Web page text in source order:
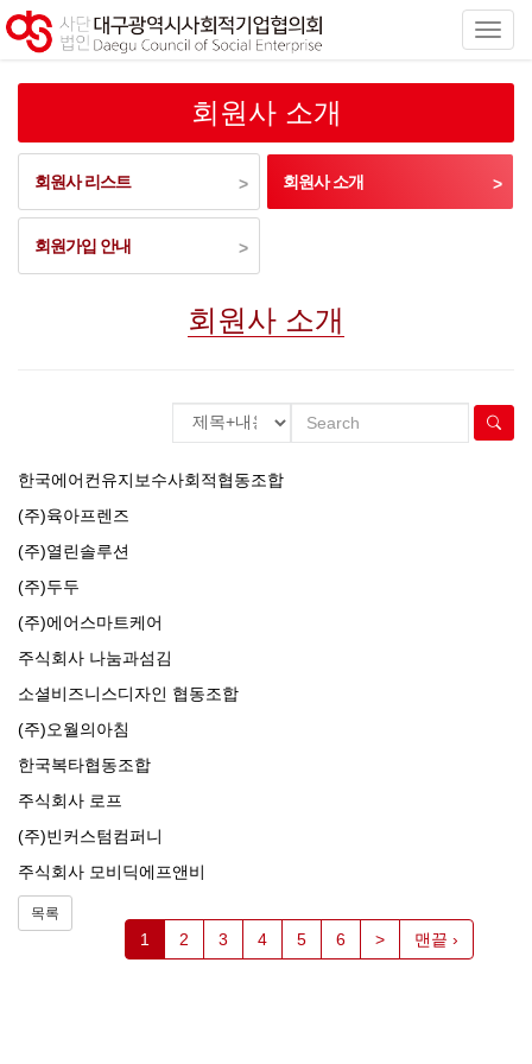
회원사 소개
회원사 리스트 회원사 소개
회원가입 안내
회원사 소개
한국에어컨유지보수사회적협동조합
(주)육아프렌즈
(주)열린솔루션
(주)두두
(주)에어스마트케어
주식회사 나눔과섬김
소셜비즈니스디자인 협동조합
(주)오월의아침
한국복타협동조합
주식회사 로프
(주)빈커스텀컴퍼니
주식회사 모비딕에프앤비
목록
1 2 3 4 5 6 > 맨끝 ›